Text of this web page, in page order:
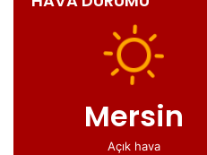
Mersin
Açık hava